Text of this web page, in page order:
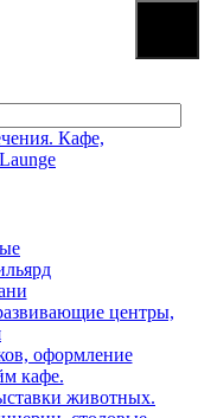
Кафе,
центры,
оформление
кафе.
животных.